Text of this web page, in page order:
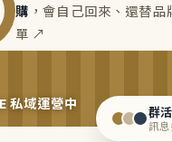
購 ，會自己回來、還替品
單 ↗
私域運營中 群
訊